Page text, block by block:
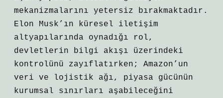
mekanizmalarını yetersiz bırakmaktadır.
Elon Musk’ın küresel iletişim
altyapılarında oynadığı rol,
devletlerin bilgi akışı üzerindeki
kontrolünü zayıflatırken; Amazon’un
veri ve lojistik ağı, piyasa gücünün
kurumsal sınırları aşabileceğini